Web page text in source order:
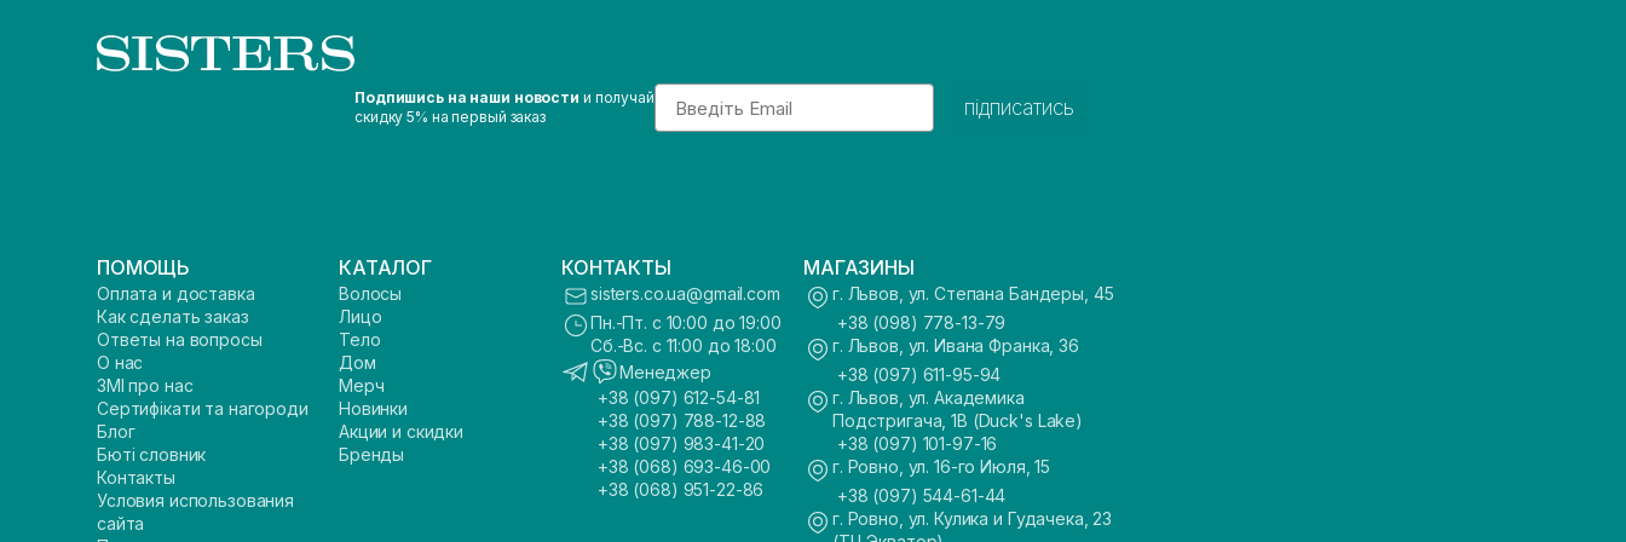
Подпишись на наши новости и получай
скидку 5% на первый заказ
Email
підписатись
ПОМОЩЬ
Оплата и доставка
Как сделать заказ
Ответы на вопросы
О нас
ЗМІ про нас
Сертифікати та нагороди
Блог
Бюті словник
Контакты
Условия использования
сайта
КАТАЛОГ
Волосы
Лицо
Тело
Дом
Мерч
Новинки
Акции и скидки
Бренды
КОНТАКТЫ
sisters.co.ua@gmail.com
Пн.-Пт. с 10:00 до 19:00
Сб.-Вс. с 11:00 до 18:00
Менеджер
+38 (097) 612-54-81
+38 (097) 788-12-88
+38 (097) 983-41-20
+38 (068) 693-46-00
+38 (068) 951-22-86
МАГАЗИНЫ
г. Львов, ул. Степана Бандеры, 45
+38 (098) 778-13-79
г. Львов, ул. Ивана Франка, 36
+38 (097) 611-95-94
г. Львов, ул. Академика
Подстригача, 1В (Duck's Lake)
+38 (097) 101-97-16
г. Ровно, ул. 16-го Июля, 15
+38 (097) 544-61-44
г. Ровно, ул. Кулика и Гудачека, 23